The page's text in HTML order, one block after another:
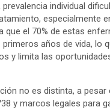
individual
especialmente
que el 70% de estas
años de vida, lo
y limita las
no es distinta, a pesar
y marcos legales para